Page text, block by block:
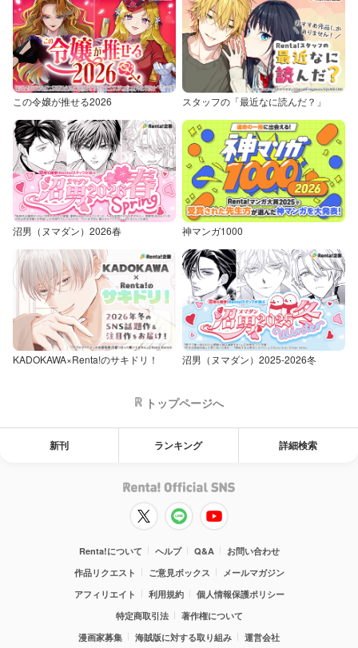
この令嬢が推せる2026 スタッフの「最近なに読んだ？」
沼男（ヌマダン）2026春 神マンガ1000
KADOKAWA×Renta!のサキドリ！ 沼男（ヌマダン）2025-2026冬
トップページへ
新刊 ランキング 詳細検索
Renta!について ヘルプ Q&A
お問い合わせ
作品リクエスト
ご意見ボックス
メールマガジン
アフィリエイト
利用規約
個人情報保護ポリシー
特定商取引法
著作権について
漫画家募集
海賊版に対する取り組み 運営会社